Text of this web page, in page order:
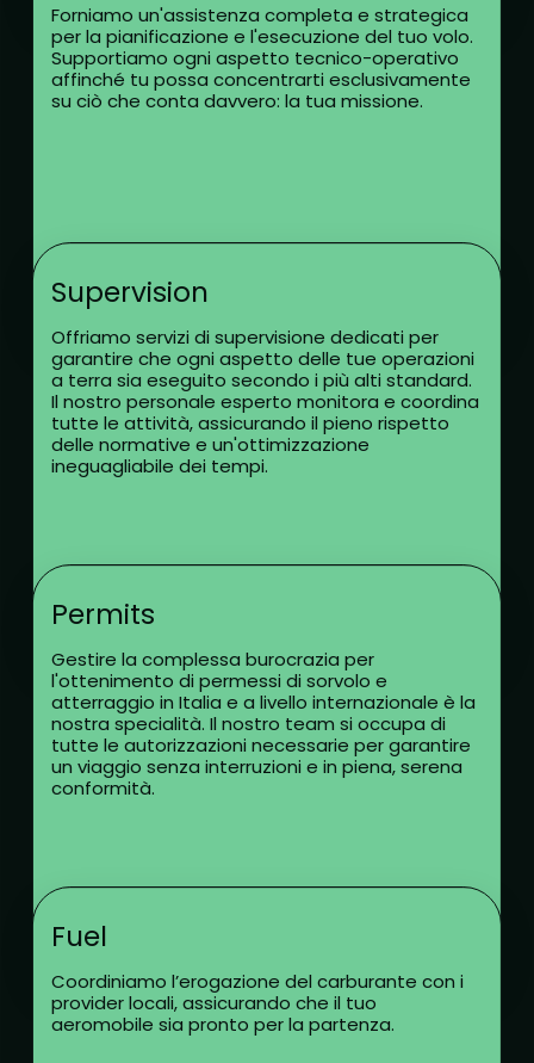
Forniamo un'assistenza completa e strategica
per la pianificazione e l'esecuzione del tuo volo.
Supportiamo ogni aspetto tecnico-operativo
affinché tu possa concentrarti esclusivamente
su ciò che conta davvero: la tua missione.
Supervision
Offriamo servizi di supervisione dedicati per
garantire che ogni aspetto delle tue operazioni
a terra sia eseguito secondo i più alti standard.
Il nostro personale esperto monitora e coordina
tutte le attività, assicurando il pieno rispetto
delle normative e un'ottimizzazione
ineguagliabile dei tempi.
Permits
Gestire la complessa burocrazia per
l'ottenimento di permessi di sorvolo e
atterraggio in Italia e a livello internazionale è la
nostra specialità. Il nostro team si occupa di
tutte le autorizzazioni necessarie per garantire
un viaggio senza interruzioni e in piena, serena
conformità.
Fuel
Coordiniamo l’erogazione del carburante con i
provider locali, assicurando che il tuo
aeromobile sia pronto per la partenza.